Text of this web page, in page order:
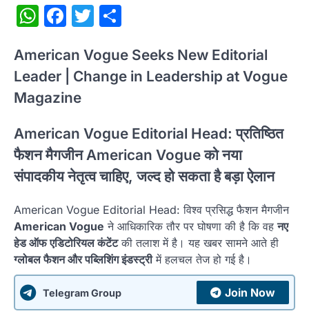
WhatsApp
Facebook
Twitter
American Vogue Seeks New Editorial
Leader | Change in Leadership at Vogue
Magazine
American Vogue Editorial Head: प्रतिष्ठित
फैशन मैगजीन American Vogue को नया
संपादकीय नेतृत्व चाहिए, जल्द हो सकता है बड़ा ऐलान
American Vogue Editorial Head: विश्व प्रसिद्ध फैशन मैगजीन
American Vogue ने आधिकारिक तौर पर घोषणा की है कि वहनए
हेड ऑफ एडिटोरियल कंटेंटकी तलाश में है। यह खबर सामने आते ही
ग्लोबल फैशन और पब्लिशिंग इंडस्ट्रीमें हलचल तेज हो गई है।
Telegram Group Join Now